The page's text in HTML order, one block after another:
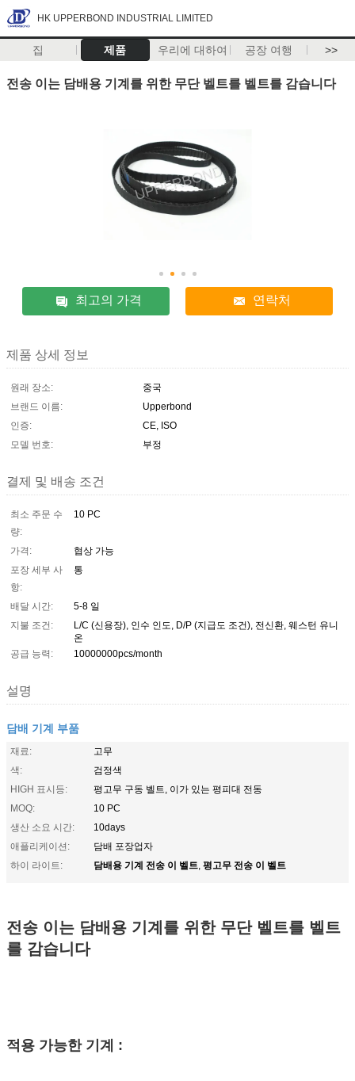
HK UPPERBOND INDUSTRIAL LIMITED
집 제품 우리에 대하여 공장 여행 >>
전송 이는 담배용 기계를 위한 무단 벨트를 벨트를 감습니다
최고의 가격 연락처
제품 상세 정보
원래 장소:
중국
브랜드 이름:
Upperbond
인증:
CE, ISO
모델 번호:
부정
결제 및 배송 조건
최소 주문 수
량:
10 PC
가격:
협상 가능
포장 세부 사
항:
통
배달 시간:
5-8 일
지불 조건:
L/C (신용장), 인수 인도, D/P (지급도 조건), 전신환, 웨스턴 유니
온
공급 능력:
10000000pcs/month
설명
담배 기계 부품
재료:
고무
색:
검정색
HIGH 표시등:
평고무 구동 벨트, 이가 있는 평피대 전동
MOQ:
10 PC
생산 소요 시간:
10days
애플리케이션:
담배 포장업자
하이 라이트:
담배용 기계 전송 이 벨트, 평고무 전송 이 벨트
전송 이는 담배용 기계를 위한 무단 벨트를 벨트
를 감습니다
적용 가능한 기계 :